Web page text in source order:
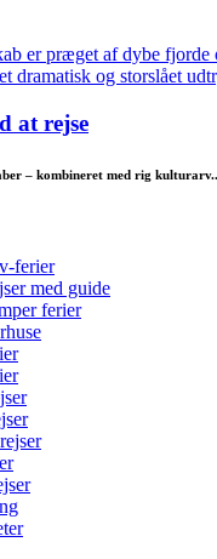
er præget af dybe fjorde
dramatisk og storslået
at rejse
– kombineret med rig
ferier
med guide
ferier